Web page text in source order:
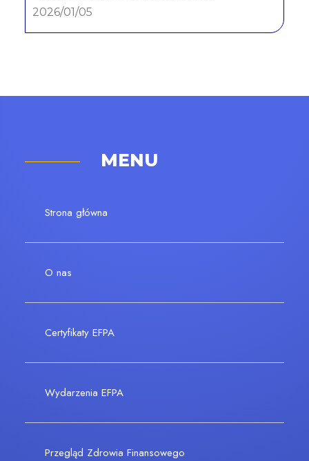
2026/01/05
MENU
Strona główna
O nas
Certyfikaty EFPA
Wydarzenia EFPA
Przegląd Zdrowia Finansowego